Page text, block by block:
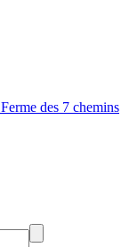
Ferme des 7 chemins